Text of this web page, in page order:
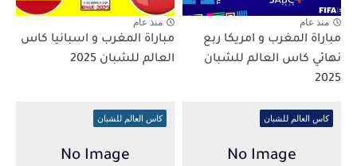
منذ عام
مباراة المغرب و امريكا ربع
نهائي كاس العالم للشبان
2025
منذ عام
مباراة المغرب و اسبانيا كاس
العالم للشبان 2025
كاس العالم للشبان كاس العالم للشبان